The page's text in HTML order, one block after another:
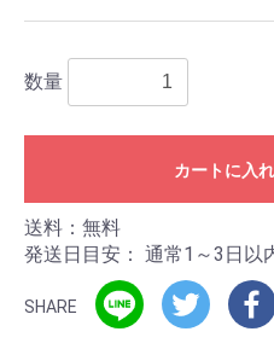
数量
カートに入
送料：無料
発送日目安： 通常1～3日以
SHARE